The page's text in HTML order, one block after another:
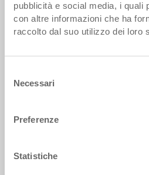
pubblicità e social media, i quali
con altre informazioni che ha
raccolto dal suo utilizzo dei loro
delNecessari
Preferenze
Statistiche
Codice
36-6005
1200 x 800 x 1265 mm
Colore:
Richiedi offerta